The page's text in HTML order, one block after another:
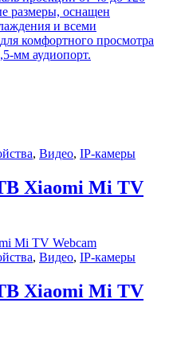
размеры, оснащен
и всеми
комфортного просмотра
мм аудиопорт.
, Видео, IP-камеры
Xiaomi Mi TV
, Видео, IP-камеры
Xiaomi Mi TV